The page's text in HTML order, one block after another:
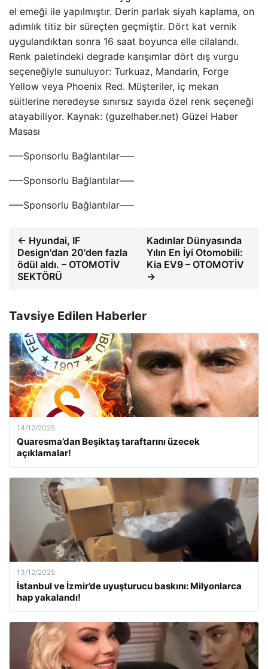
el emeği ile yapılmıştır. Derin parlak siyah kaplama, on
adımlık titiz bir süreçten geçmiştir. Dört kat vernik
uygulandıktan sonra 16 saat boyunca elle cilalandı.
Renk paletindeki degrade karışımlar dört dış vurgu
seçeneğiyle sunuluyor: Turkuaz, Mandarin, Forge
Yellow veya Phoenix Red. Müşteriler, iç mekan
süitlerine neredeyse sınırsız sayıda özel renk seçeneği
atayabiliyor. Kaynak: (guzelhaber.net) Güzel Haber
Masası
—–Sponsorlu Bağlantılar—–
—–Sponsorlu Bağlantılar—–
—–Sponsorlu Bağlantılar—–
← Hyundai, IF
Design'dan 20'den fazla
ödül aldı. – OTOMOTİV
SEKTÖRÜ
Kadınlar Dünyasında
Yılın En İyi Otomobili:
Kia EV9 – OTOMOTİV
→
Tavsiye Edilen Haberler
14/12/2025
Quaresma’dan Beşiktaş taraftarını üzecek
açıklamalar!
13/12/2025
İstanbul ve İzmir’de uyuşturucu baskını: Milyonlarca
hap yakalandı!